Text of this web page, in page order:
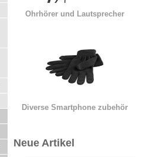
Ohrhörer und Lautsprecher
Diverse Smartphone zubehör
Neue Artikel